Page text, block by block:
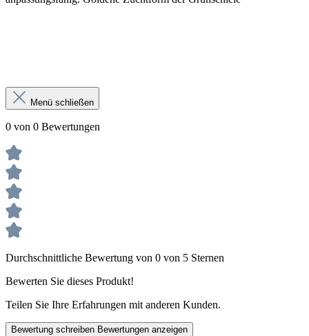
Menü schließen
0 von 0 Bewertungen
Durchschnittliche Bewertung von 0 von 5 Sternen
Bewerten Sie dieses Produkt!
Teilen Sie Ihre Erfahrungen mit anderen Kunden.
Bewertung schreiben Bewertungen anzeigen